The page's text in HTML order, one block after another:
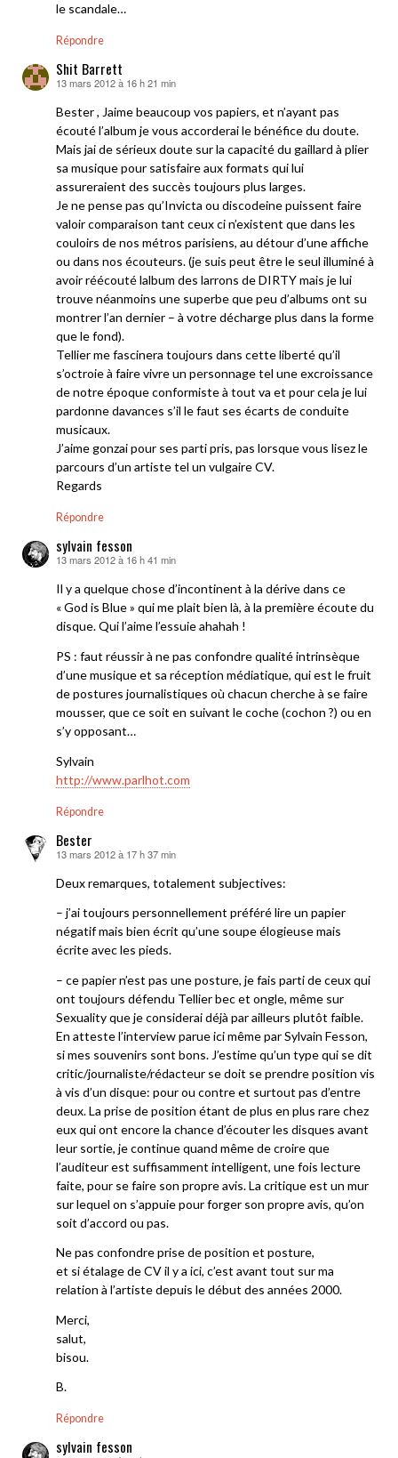
le scandale…
Répondre
Shit Barrett
dit :
13 mars 2012 à 16 h 21 min
Bester , Jaime beaucoup vos papiers, et n’ayant pas
écouté l’album je vous accorderai le bénéfice du doute.
Mais jai de sérieux doute sur la capacité du gaillard à plier
sa musique pour satisfaire aux formats qui lui
assureraient des succès toujours plus larges.
Je ne pense pas qu’Invicta ou discodeine puissent faire
valoir comparaison tant ceux ci n’existent que dans les
couloirs de nos métros parisiens, au détour d’une affiche
ou dans nos écouteurs. (je suis peut être le seul illuminé à
avoir réécouté lalbum des larrons de DIRTY mais je lui
trouve néanmoins une superbe que peu d’albums ont su
montrer l’an dernier – à votre décharge plus dans la forme
que le fond).
Tellier me fascinera toujours dans cette liberté qu’il
s’octroie à faire vivre un personnage tel une excroissance
de notre époque conformiste à tout va et pour cela je lui
pardonne davances s’il le faut ses écarts de conduite
musicaux.
J’aime gonzai pour ses parti pris, pas lorsque vous lisez le
parcours d’un artiste tel un vulgaire CV.
Regards
Répondre
sylvain fesson
dit :
13 mars 2012 à 16 h 41 min
Il y a quelque chose d’incontinent à la dérive dans ce
« God is Blue » qui me plait bien là, à la première écoute du
disque. Qui l’aime l’essuie ahahah !
PS : faut réussir à ne pas confondre qualité intrinsèque
d’une musique et sa réception médiatique, qui est le fruit
de postures journalistiques où chacun cherche à se faire
mousser, que ce soit en suivant le coche (cochon ?) ou en
s’y opposant…
Sylvain
http://www.parlhot.com
Répondre
Bester
dit :
13 mars 2012 à 17 h 37 min
Deux remarques, totalement subjectives:
– j’ai toujours personnellement préféré lire un papier
négatif mais bien écrit qu’une soupe élogieuse mais
écrite avec les pieds.
– ce papier n’est pas une posture, je fais parti de ceux qui
ont toujours défendu Tellier bec et ongle, même sur
Sexuality que je considerai déjà par ailleurs plutôt faible.
En atteste l’interview parue ici même par Sylvain Fesson,
si mes souvenirs sont bons. J’estime qu’un type qui se dit
critic/journaliste/rédacteur se doit se prendre position vis
à vis d’un disque: pour ou contre et surtout pas d’entre
deux. La prise de position étant de plus en plus rare chez
eux qui ont encore la chance d’écouter les disques avant
leur sortie, je continue quand même de croire que
l’auditeur est suffisamment intelligent, une fois lecture
faite, pour se faire son propre avis. La critique est un mur
sur lequel on s’appuie pour forger son propre avis, qu’on
soit d’accord ou pas.
Ne pas confondre prise de position et posture,
et si étalage de CV il y a ici, c’est avant tout sur ma
relation à l’artiste depuis le début des années 2000.
Merci,
salut,
bisou.
B.
Répondre
sylvain fesson